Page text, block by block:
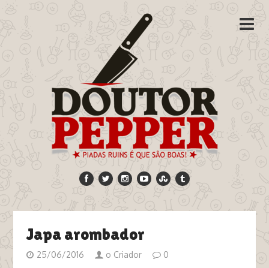
Japa arombador
25/06/2016 o Criador 0